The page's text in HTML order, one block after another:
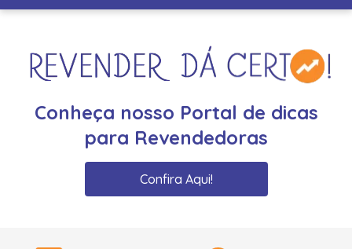
Conheça nosso Portal de dicas
para Revendedoras
Confira Aqui!